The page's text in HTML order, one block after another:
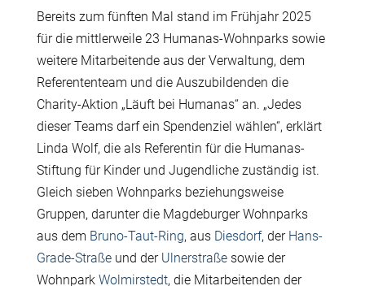
Bereits zum fünften Mal stand im Frühjahr 2025
für die mittlerweile 23 Humanas-Wohnparks sowie
weitere Mitarbeitende aus der Verwaltung, dem
Referententeam und die Auszubildenden die
Charity-Aktion „Läuft bei Humanas“ an. „Jedes
dieser Teams darf ein Spendenziel wählen“, erklärt
Linda Wolf, die als Referentin für die Humanas-
Stiftung für Kinder und Jugendliche zuständig ist.
Gleich sieben Wohnparks beziehungsweise
Gruppen, darunter die Magdeburger Wohnparks
aus dem Bruno-Taut-Ring, aus Diesdorf, der Hans-
Grade-Straßeund der Ulnerstraßesowie der
Wohnpark Wolmirstedt, die Mitarbeitenden der